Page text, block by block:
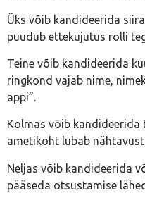
Üks võib kandideerida
puudub ettekujutus rolli
Teine võib kandideerida
ringkond vajab nime,
appi”.
Kolmas võib
ametikoht lubab
Neljas võib kandideerida
pääseda otsustamise